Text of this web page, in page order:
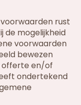
rust
de mogelijkheid
voorwaarden
bewezen
offerte en/of
ondertekend